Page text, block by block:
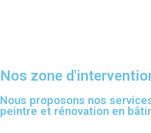
Nos zone
Nous proposons nos
peintre et rénovation en